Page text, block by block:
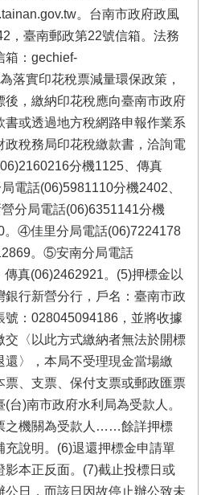
。台南市政府政風
，臺南郵政第22號信箱。法務
箱：gechief-
落實印花稅票減量環保政策，
後，繳納印花稅應向臺南市政府
書或透過地方稅網路申報作業系
稅務局印花稅繳款書，洽詢電
分機1125、傳真
電話(06)5981110分機2402、
分局電話(06)6351141分機
。④佳里分局電話(06)7224178
。⑤安南分局電話
真(06)2462921。(5)押標金以
行新營分行，戶名：臺南市政
號：028045094186，並將收據
交〈以此方式繳納者無法於開標
〉，本局不受理現金當場繳
票、支票、保付支票或郵政匯票
台)南市政府水利局為受款人。
之機關為受款人……餘詳押標
說明。(6)退還押標金申請單
本正反面。(7)截止投標日或
日，而該日因故停止辦公致未